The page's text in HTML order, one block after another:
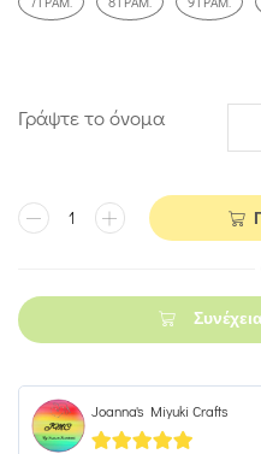
Γράψτε το όνομα
Joanna's Miyuki Crafts